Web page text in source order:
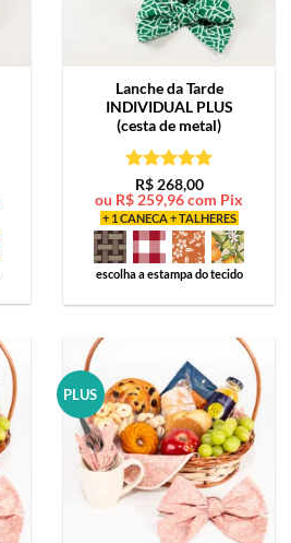
Lanche da Tarde
INDIVIDUAL PLUS
(cesta de metal)
Avaliação5
de 5
R$268,00
ou R$ 259,96com Pix
+ 1 CANECA + TALHERES
escolha a estampa do tecido
PLUS